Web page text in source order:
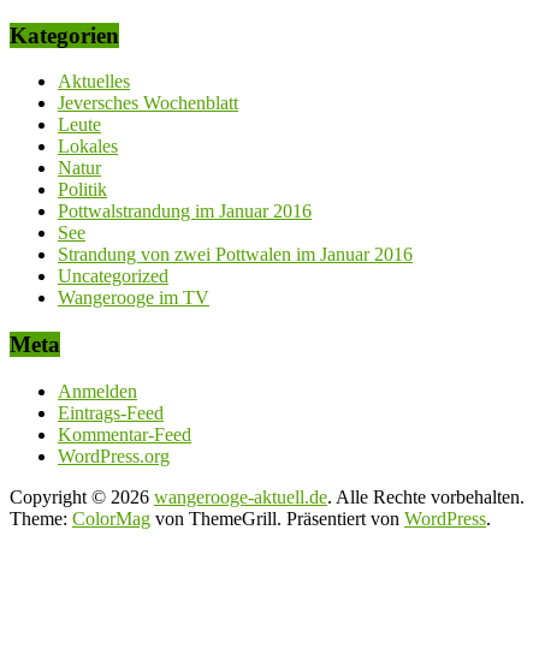
Kategorien
Aktuelles
Jeversches Wochenblatt
Leute
Lokales
Natur
Politik
Pottwalstrandung im Januar 2016
See
Strandung von zwei Pottwalen im Januar 2016
Uncategorized
Wangerooge im TV
Meta
Anmelden
Eintrags-Feed
Kommentar-Feed
WordPress.org
Copyright © 2026 wangerooge-aktuell.de. Alle Rechte vorbehalten.
Theme: ColorMag von ThemeGrill. Präsentiert von WordPress.